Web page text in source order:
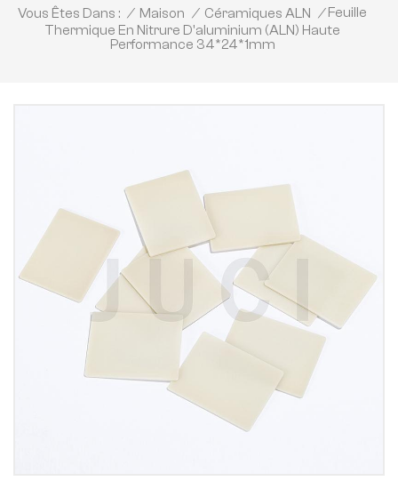
Vous Êtes Dans : / Maison / Céramiques ALN / Feuille
Thermique En Nitrure D'aluminium (ALN) Haute
Performance 34*24*1mm